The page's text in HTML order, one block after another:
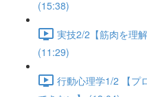
(15:38)
実技2/2【筋肉を理
(11:29)
行動心理学1/2 【